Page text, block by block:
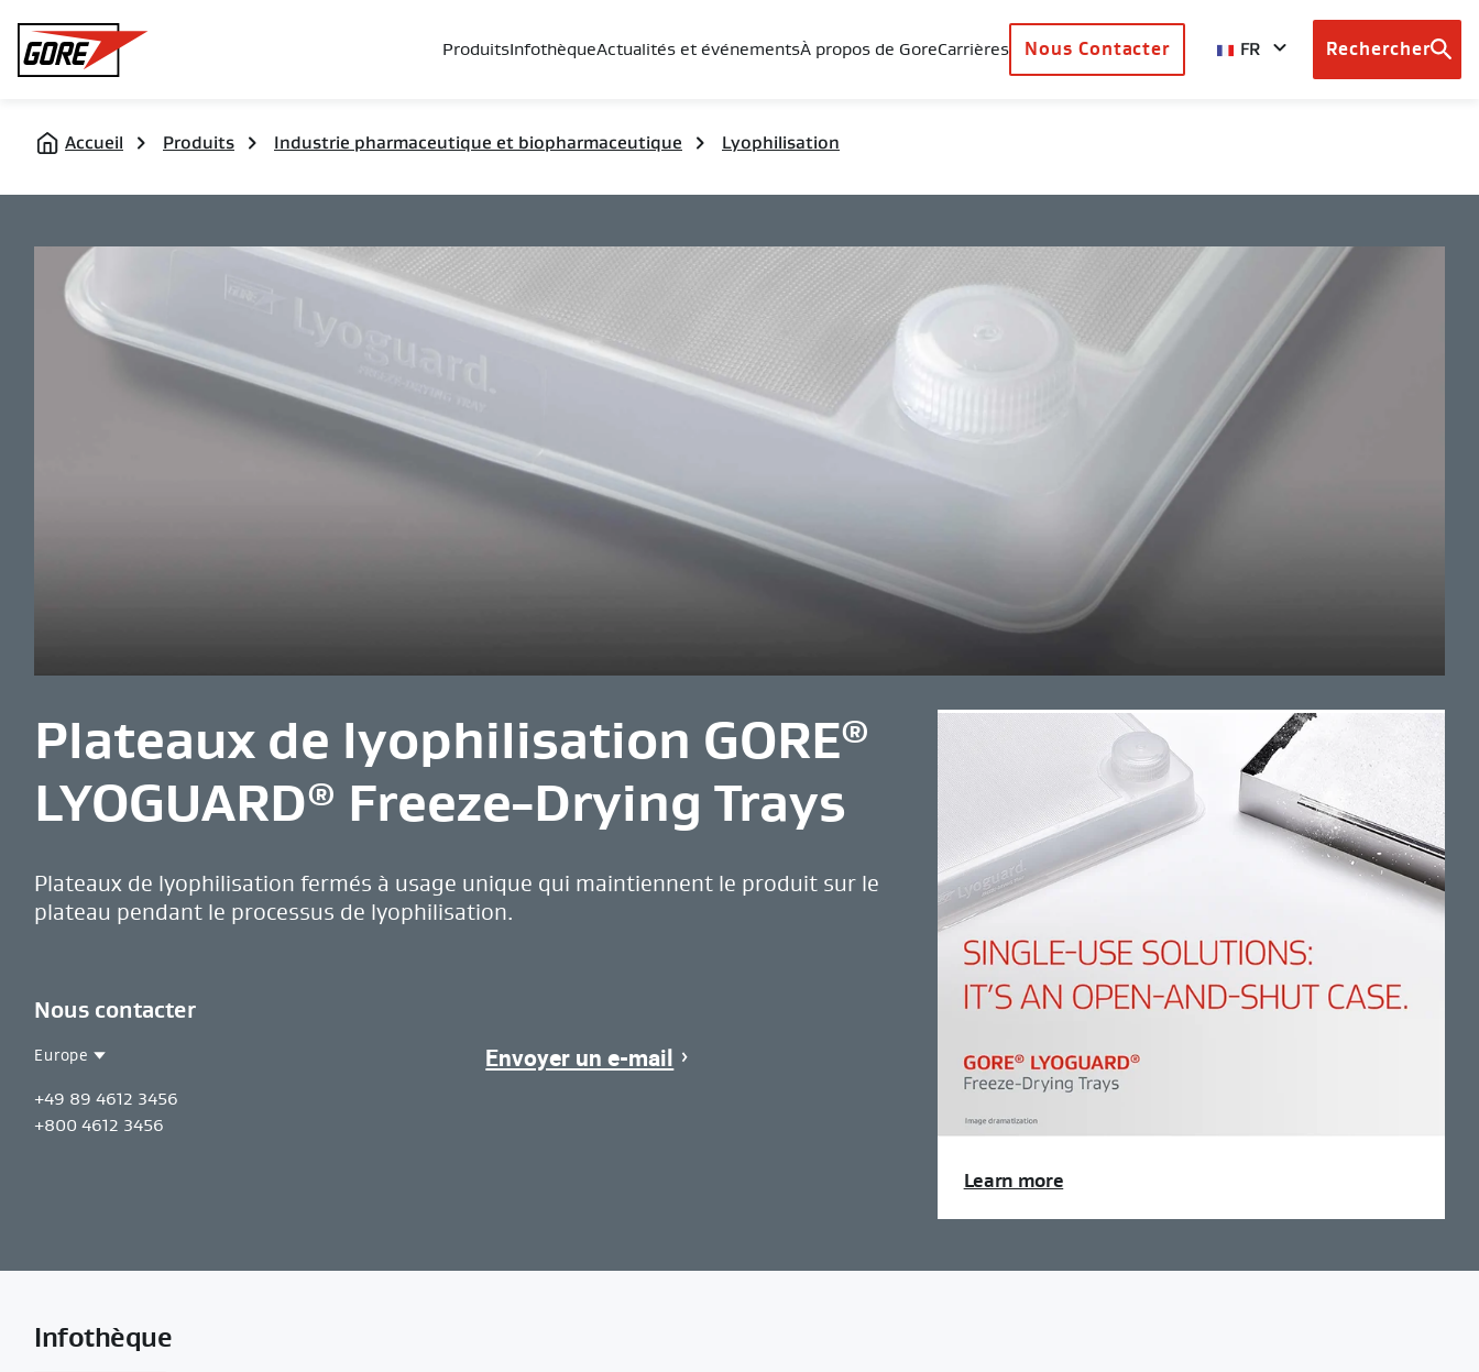
Gore
ProduitsInfothèqueActualités et événementsÀ propos de GoreCarrières Nous Contacter FR
Browse
Rechercher
Accueil Produits Industrie pharmaceutique et biopharmaceutique Lyophilisation
Plateaux de lyophilisation GORE®
LYOGUARD® Freeze-Drying Trays
Plateaux de lyophilisation fermés à usage unique qui maintiennent le produit sur le
plateau pendant le processus de lyophilisation.
Nous contacter
Europe
Region
Europe
+49 89 4612 3456
+800 4612 3456
Envoyer un e-mail
Learn more
Infothèque